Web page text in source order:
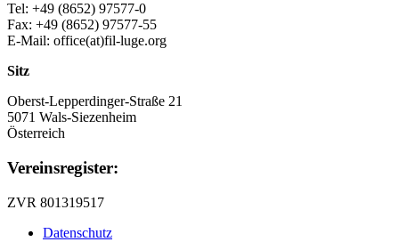
Tel: +49 (8652) 97577-0
Fax: +49 (8652) 97577-55
E-Mail: office(at)fil-luge.org
Sitz
Oberst-Lepperdinger-Straße 21
5071 Wals-Siezenheim
Österreich
Vereinsregister:
ZVR 801319517
Datenschutz